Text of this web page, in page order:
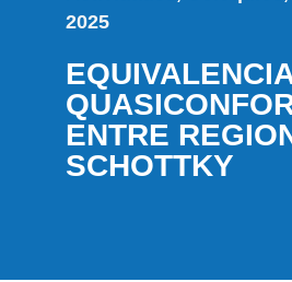
2025
ENTRE
SCHOTTKY